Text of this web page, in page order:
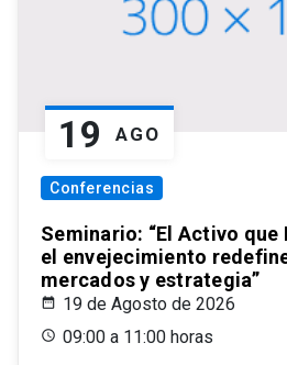
19 AGO
Conferencias
Seminario: “El Activo que
el envejecimiento
mercados y estrategia”
19 de Agosto de 2026
09:00 a 11:00 horas